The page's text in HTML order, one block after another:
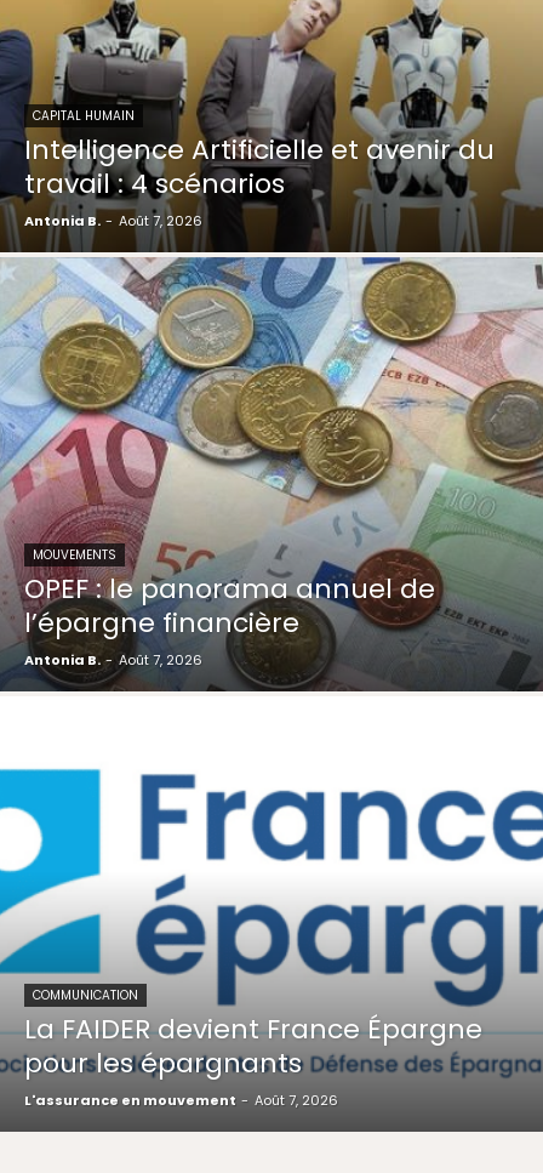
CAPITAL HUMAIN
Intelligence Artificielle et avenir du
travail : 4 scénarios
Antonia B. - Août 7, 2026
MOUVEMENTS
OPEF : le panorama annuel de
l’épargne financière
Antonia B. - Août 7, 2026
COMMUNICATION
La FAIDER devient France Épargne
pour les épargnants
L'assurance en mouvement - Août 7, 2026